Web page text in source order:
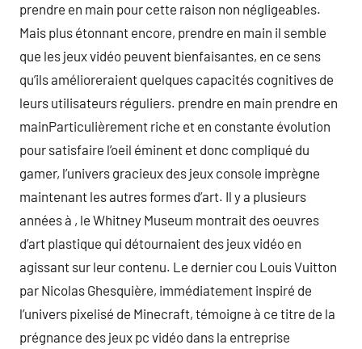
prendre en main pour cette raison non négligeables.
Mais plus étonnant encore, prendre en main il semble
que les jeux vidéo peuvent bienfaisantes, en ce sens
qu’ils amélioreraient quelques capacités cognitives de
leurs utilisateurs réguliers. prendre en main prendre en
mainParticulièrement riche et en constante évolution
pour satisfaire l’oeil éminent et donc compliqué du
gamer, l’univers gracieux des jeux console imprègne
maintenant les autres formes d’art. Il y a plusieurs
années à , le Whitney Museum montrait des oeuvres
d’art plastique qui détournaient des jeux vidéo en
agissant sur leur contenu. Le dernier cou Louis Vuitton
par Nicolas Ghesquière, immédiatement inspiré de
l’univers pixelisé de Minecraft, témoigne à ce titre de la
prégnance des jeux pc vidéo dans la entreprise